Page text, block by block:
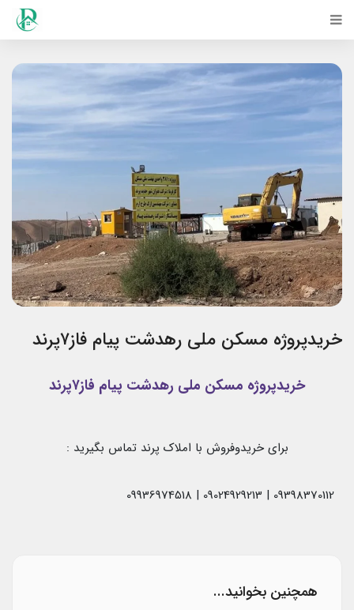
خریدپروژه مسکن ملی رهدشت پیام فاز۷پرند
خریدپروژه مسکن ملی رهدشت پیام فاز۷پرند
برای خریدوفروش با املاک پرند تماس بگیرید :
همچنین بخوانید...